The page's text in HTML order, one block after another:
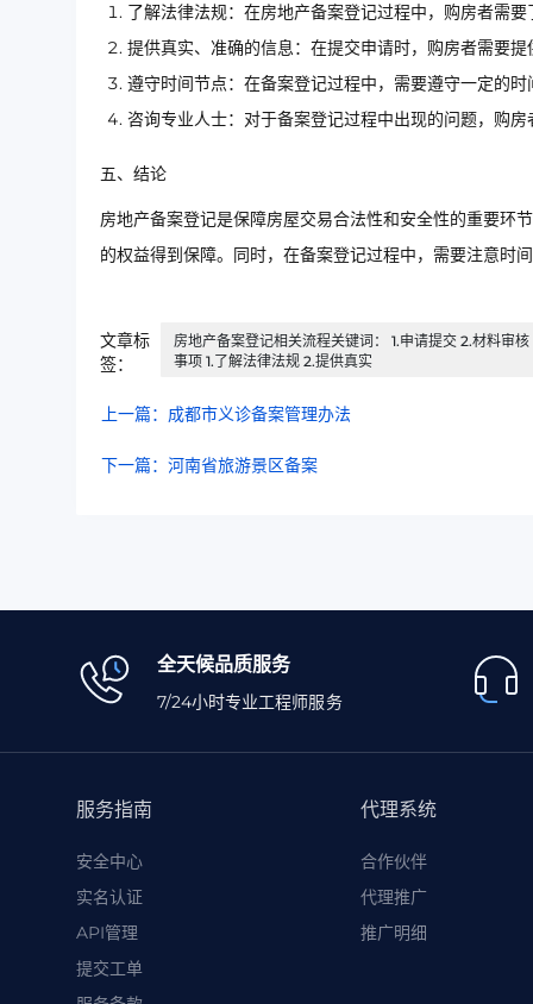
了解法律法规：在房地产备案登记过程中，购房者需
提供真实、准确的信息：在提交申请时，购房者需要
遵守时间节点：在备案登记过程中，需要遵守一定的
咨询专业人士：对于备案登记过程中出现的问题，购
五、结论
房地产备案登记是保障房屋交易合法性和安全性的重要环
的权益得到保障。同时，在备案登记过程中，需要注意时
文章标
签：
房地产备案登记相关流程关键词： 1.申请提交 2.材料审
事项 1.了解法律法规 2.提供真实
上一篇：成都市义诊备案管理办法
下一篇：河南省旅游景区备案
全天候品质服务
7/24小时专业工程师服务
服务指南
安全中心
实名认证
API管理
提交工单
代理系统
合作伙伴
代理推广
推广明细